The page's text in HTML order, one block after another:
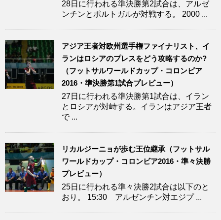
28日に行われる準決勝第2試合は、アルゼ
ンチンとポルトガルが対戦する。 2000 ...
アジア王者対欧州選手権ファイナリスト、イ
ランはロシアのプレスをどう攻略するのか?
（フットサルワールドカップ・コロンビア
2016・準決勝第1試合プレビュー）
27日に行われる準決勝第1試合は、イラン
とロシアが対峙する。イランはアジア王者
で ...
リカルジーニョが歩む王位継承（フットサル
ワールドカップ・コロンビア2016・準々決勝
プレビュー）
25日に行われる準々決勝2試合は以下のと
おり。 15:30 アルゼンチン対エジプ ...